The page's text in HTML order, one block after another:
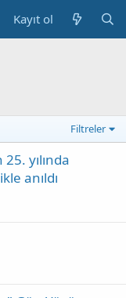
Kayıt ol
Filtreler
yılında
anıldı